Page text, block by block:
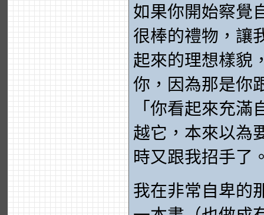
如果你開始察覺
很棒的禮物，讓
起來的理想樣貌
你，因為那是你
「你看起來充
越它，本來以為
時又跟我招手了
我在非常自卑的